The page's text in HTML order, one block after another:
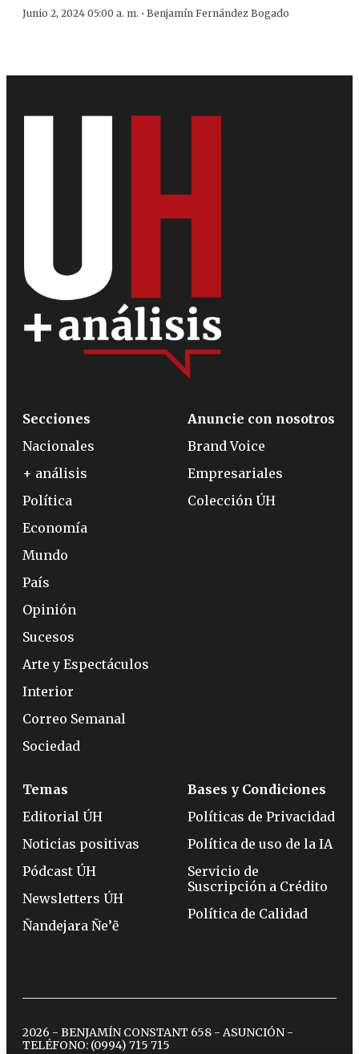
Junio 2, 2024 05:00 a. m. · Benjamín Fernández Bogado
Secciones
Nacionales
+ análisis
Política
Economía
Mundo
País
Opinión
Sucesos
Arte y Espectáculos
Interior
Correo Semanal
Sociedad
Anuncie con nosotros
Brand Voice
Empresariales
Colección ÚH
Temas
Editorial ÚH
Noticias positivas
Pódcast ÚH
Newsletters ÚH
Ñandejara Ñe’ẽ
Bases y Condiciones
Políticas de Privacidad
Política de uso de la IA
Servicio de
Suscripción a Crédito
Política de Calidad
2026 - BENJAMÍN CONSTANT 658 - ASUNCIÓN -
TELÉFONO: (0994) 715 715